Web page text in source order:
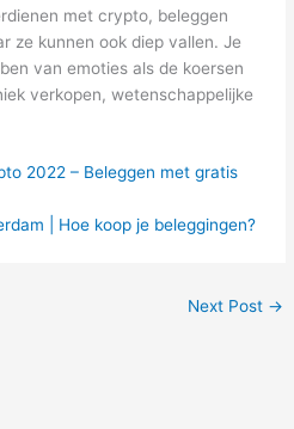
met crypto, beleggen
ze kunnen ook diep vallen. Je
van emoties als de koersen
verkopen, wetenschappelijke
2022 – Beleggen met gratis
| Hoe koop je beleggingen?
Next Post →